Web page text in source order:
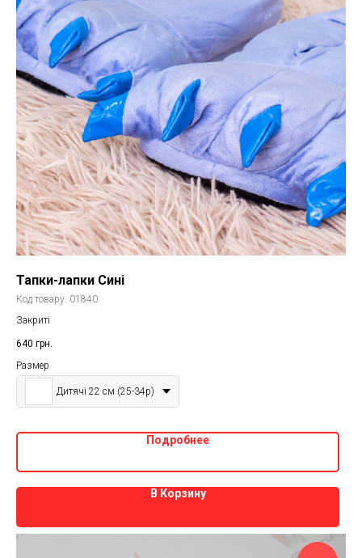
Тапки-лапки Сині
Код товару: 01840
Закриті
640 грн.
Размер
Дитячі 22 см (25-34р)
Подробнее
В Корзину